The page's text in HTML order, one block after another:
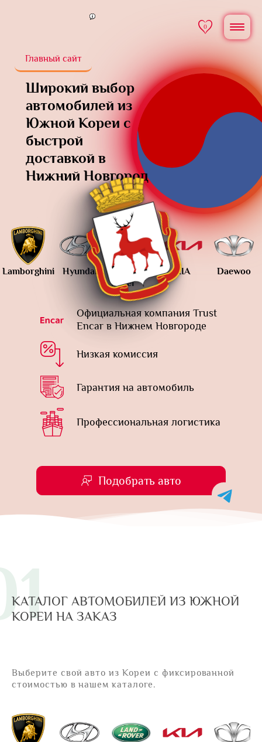
0
Главный сайт
Широкий выбор
автомобилей из
Южной Кореи с
быстрой
доставкой в
Нижний Новгород
Официальная компания Trust
Encar в Нижнем Новгороде
Низкая комиссия
Гарантия на автомобиль
Профессиональная логистика
Hyundai
Land
KIA Daewoo
Подобрать авто
КАТАЛОГ АВТОМОБИЛЕЙ ИЗ ЮЖНОЙ
КОРЕИ НА ЗАКАЗ
Выберите свой авто из Кореи с фиксированной
стоимостью в нашем каталоге.